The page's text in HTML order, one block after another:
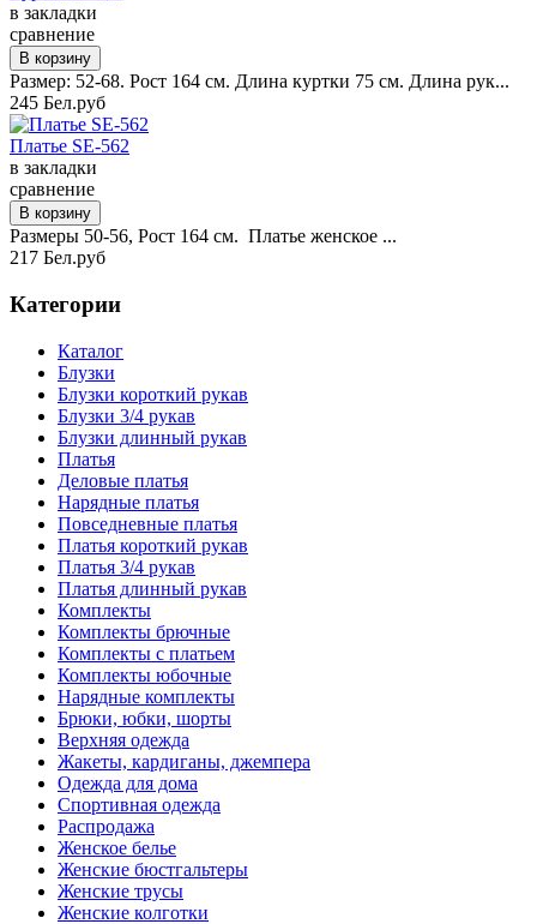
в закладки
сравнение
Размер: 52-68. Рост 164 см. Длина куртки 75 см. Длина рук...
245 Бел.руб
Платье SE-562
в закладки
сравнение
Размеры 50-56, Рост 164 см. Платье женское ...
217 Бел.руб
Категории
Каталог
Блузки
Блузки короткий рукав
Блузки 3/4 рукав
Блузки длинный рукав
Платья
Деловые платья
Нарядные платья
Повседневные платья
Платья короткий рукав
Платья 3/4 рукав
Платья длинный рукав
Комплекты
Комплекты брючные
Комплекты с платьем
Комплекты юбочные
Нарядные комплекты
Брюки, юбки, шорты
Верхняя одежда
Жакеты, кардиганы, джемпера
Одежда для дома
Спортивная одежда
Распродажа
Женское белье
Женские бюстгальтеры
Женские трусы
Женские колготки